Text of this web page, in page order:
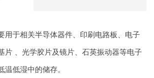
用于相关半导体器件、印刷电路板、电子
片 、光学胶片及镜片、石英振动器等电子
温低湿中的储存。